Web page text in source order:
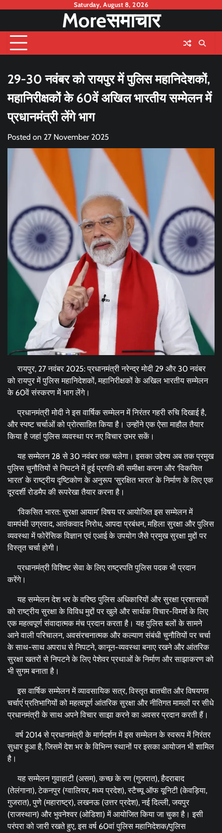
content
Saturday, August 8, 2026
Moreसमाचार
29-30 नवंबर को रायपुर में पुलिस महानिदेशकों,
महानिरीक्षकों के 60वें अखिल भारतीय सम्मेलन में
प्रधानमंत्री लेंगे भाग
Posted on 27 November 2025
रायपुर, 27 नवंबर 2025: प्रधानमंत्री नरेन्द्र मोदी 29 और 30 नवंबर
को रायपुर में पुलिस महानिदेशकों, महानिरीक्षकों के अखिल भारतीय सम्मेलन
के 60वें संस्करण में भाग लेंगे।
प्रधानमंत्री मोदी ने इस वार्षिक सम्मेलन में निरंतर गहरी रुचि दिखाई है,
और स्पष्ट चर्चाओं को प्रोत्साहित किया है। उन्‍होंने एक ऐसा माहौल तैयार
किया है जहां पुलिस व्यवस्था पर नए विचार उभर सकें।
यह सम्मेलन 28 से 30 नवंबर तक चलेगा। इसका उद्देश्य अब तक प्रमुख
पुलिस चुनौतियों से निपटने में हुई प्रगति की समीक्षा करना और ‘विकसित
भारत’ के राष्ट्रीय दृष्टिकोण के अनुरूप ‘सुरक्षित भारत’ के निर्माण के लिए एक
दूरदर्शी रोडमैप की रूपरेखा तैयार करना है।
‘विकसित भारत: सुरक्षा आयाम’ विषय पर आयोजित इस सम्मेलन में
वामपंथी उग्रवाद, आतंकवाद निरोध, आपदा प्रबंधन, महिला सुरक्षा और पुलिस
व्यवस्था में फोरेंसिक विज्ञान एवं एआई के उपयोग जैसे प्रमुख सुरक्षा मुद्दों पर
विस्तृत चर्चा होगी।
प्रधानमंत्री विशिष्ट सेवा के लिए राष्ट्रपति पुलिस पदक भी प्रदान
करेंगे।
यह सम्मेलन देश भर के वरिष्ठ पुलिस अधिकारियों और सुरक्षा प्रशासकों
को राष्ट्रीय सुरक्षा के विविध मुद्दों पर खुले और सार्थक विचार-विमर्श के लिए
एक महत्वपूर्ण संवादात्मक मंच प्रदान करता है। यह पुलिस बलों के सामने
आने वाली परिचालन, अवसंरचनात्मक और कल्याण संबंधी चुनौतियों पर चर्चा
के साथ-साथ अपराध से निपटने, कानून-व्यवस्था बनाए रखने और आंतरिक
सुरक्षा खतरों से निपटने के लिए पेशेवर प्रथाओं के निर्माण और साझाकरण को
भी सुगम बनाता है।
इस वार्षिक सम्मेलन में व्यावसायिक सत्र, विस्तृत बातचीत और विषयगत
चर्चाएं प्रतिभागियों को महत्वपूर्ण आंतरिक सुरक्षा और नीतिगत मामलों पर सीधे
प्रधानमंत्री के साथ अपने विचार साझा करने का अवसर प्रदान करती हैं।
वर्ष 2014 से प्रधानमंत्री के मार्गदर्शन में इस सम्मेलन के स्वरूप में निरंतर
सुधार हुआ है, जिसमें देश भर के विभिन्न स्थानों पर इसका आयोजन भी शामिल
है।
यह सम्मेलन गुवाहाटी (असम), कच्छ के रण (गुजरात), हैदराबाद
(तेलंगाना), टेकनपुर (ग्वालियर, मध्य प्रदेश), स्टैच्यू ऑफ यूनिटी (केवड़िया,
गुजरात), पुणे (महाराष्ट्र), लखनऊ (उत्तर प्रदेश), नई दिल्ली, जयपुर
(राजस्थान) और भुवनेश्वर (ओडिशा) में आयोजित किया जा चुका है। इसी
परंपरा को जारी रखते हुए, इस वर्ष 60वां पुलिस महानिदेशक/पुलिस